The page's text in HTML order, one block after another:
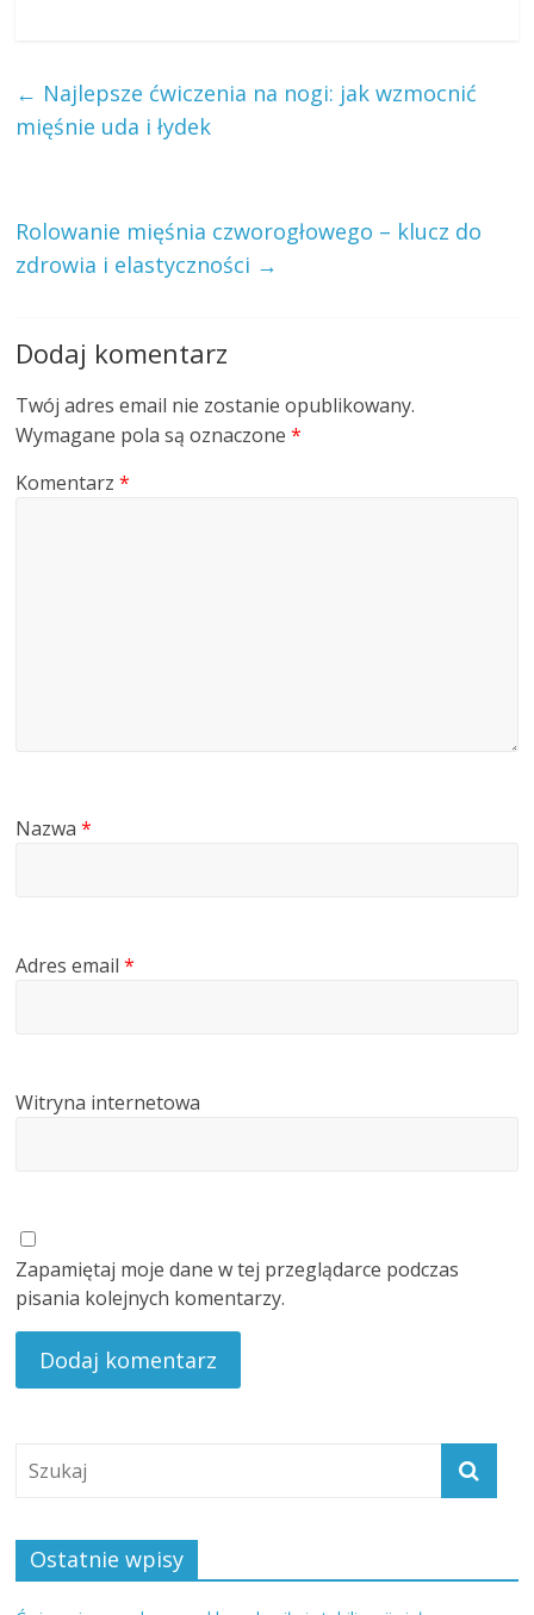
← Najlepsze ćwiczenia na nogi: jak wzmocnić
mięśnie uda i łydek
Rolowanie mięśnia czworogłowego – klucz do
zdrowia i elastyczności →
Dodaj komentarz
Twój adres email nie zostanie opublikowany.
Wymagane pola są oznaczone*
Komentarz*
Nazwa*
Adres email*
Witryna internetowa
Zapamiętaj moje dane w tej przeglądarce podczas
pisania kolejnych komentarzy.
Ostatnie wpisy